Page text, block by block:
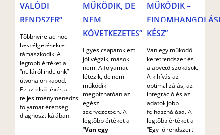
VALÓDI
RENDSZER”
Többnyire ad-hoc
beszélgetésekre
támaszkodik. A
legtöbb értéket a
“nulláról indulunk”
útvonalon kapod.
Ez az első lépés a
teljesítménymenedzsment-
folyamat érettségi
diagnosztikájában.
MŰKÖDIK, DE
NEM
KÖVETKEZETES”
Egyes csapatok ezt
jól végzik, mások
nem. A folyamat
létezik, de nem
működik
megbízhatóan az
egész
szervezetben. A
legtöbb értéket a
“Van egy
MŰKÖDIK –
KÉSZ”
Van egy működő
keretrendszer és
alapvető szokások.
A kihívás az
optimalizálás, az
integráció és az
adatok jobb
felhasználása. A
legtöbb értéket a
“Egy jó rendszert